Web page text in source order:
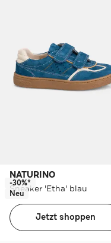
NATURINO
Sneaker 'Etha' blau
-30%*
Neu
Jetzt shoppen